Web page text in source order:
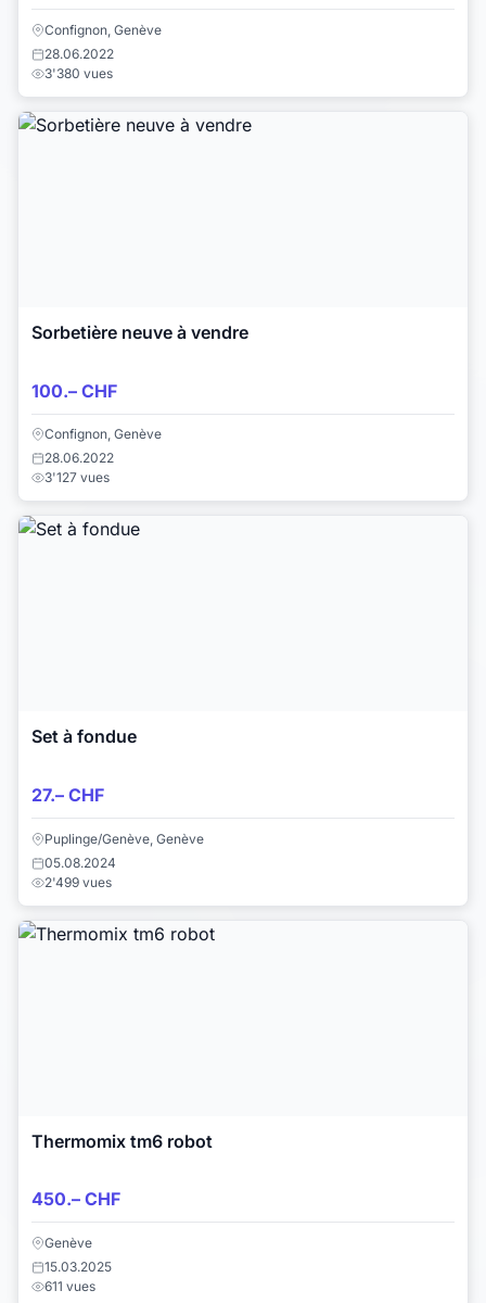
Confignon, Genève
28.06.2022
3'380 vues
Sorbetière neuve à vendre
100.– CHF
Confignon, Genève
28.06.2022
3'127 vues
Set à fondue
27.– CHF
Puplinge/Genève, Genève
05.08.2024
2'499 vues
Thermomix tm6 robot
450.– CHF
Genève
15.03.2025
611 vues